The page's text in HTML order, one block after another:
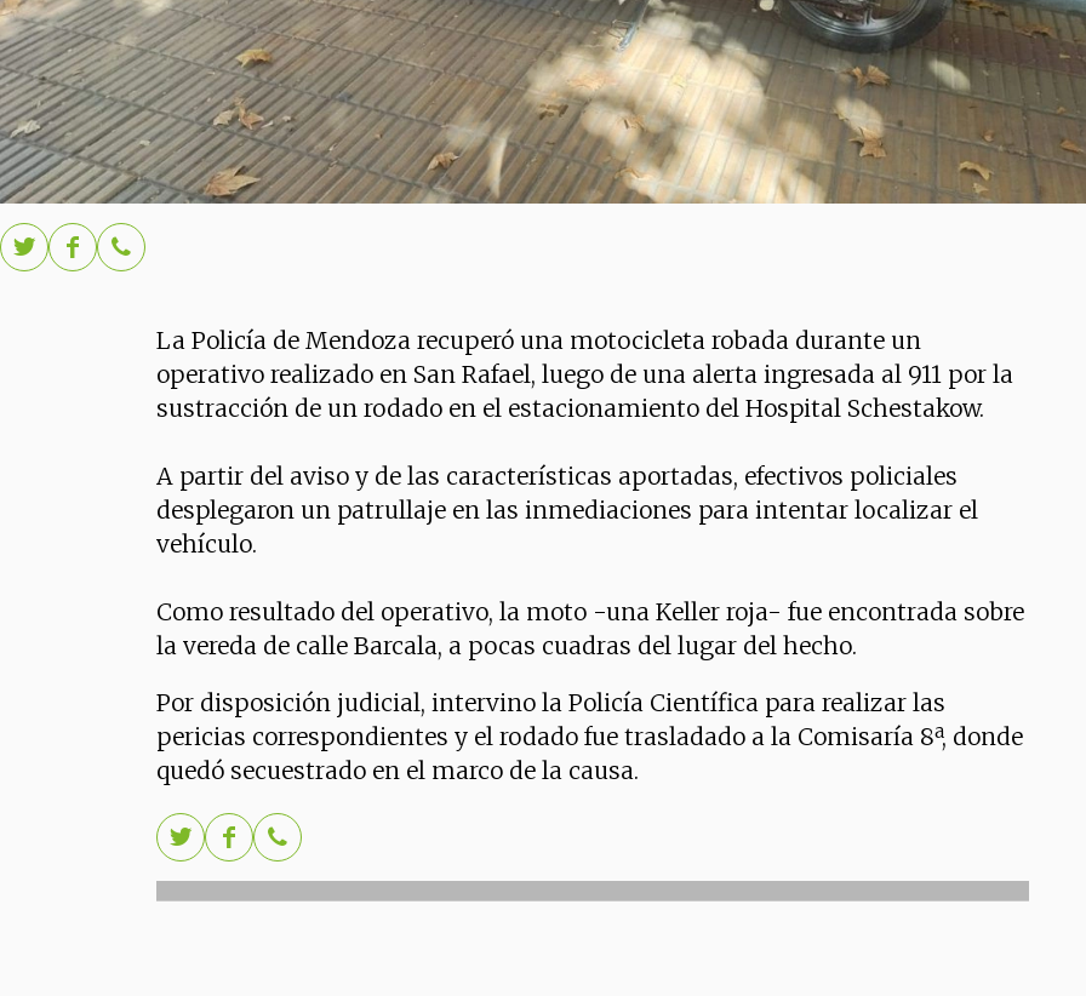
La Policía de Mendoza recuperó una motocicleta robada durante un
operativo realizado en San Rafael, luego de una alerta ingresada al 911 por la
sustracción de un rodado en el estacionamiento del Hospital Schestakow.
A partir del aviso y de las características aportadas, efectivos policiales
desplegaron un patrullaje en las inmediaciones para intentar localizar el
vehículo.
Como resultado del operativo, la moto -una Keller roja- fue encontrada sobre
la vereda de calle Barcala, a pocas cuadras del lugar del hecho.
Por disposición judicial, intervino la Policía Científica para realizar las
pericias correspondientes y el rodado fue trasladado a la Comisaría 8ª, donde
quedó secuestrado en el marco de la causa.